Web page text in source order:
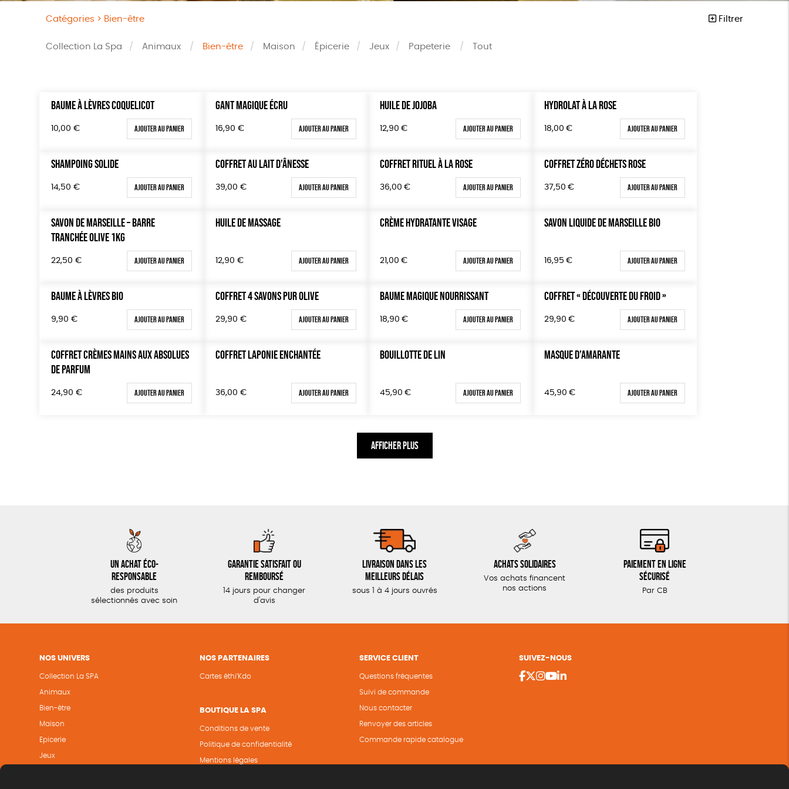
Catégories > Bien-être Filtrer
Collection La Spa Animaux Bien-être Maison Épicerie Jeux Papeterie Tout
Trier par
Prix : du + cher au - cher
Prix
150 € - 200 €
Couleur Mots clés
Agriculture Biologique
Fabrication artisanale Recyclé
ESAT GOTS
Fabriqué en France
BAUME À LÈVRES COQUELICOT
10,00 € Ajouter au panier
GANT MAGIQUE ÉCRU
16,90 € Ajouter au panier
HUILE DE JOJOBA
12,90 € Ajouter au panier
HYDROLAT À LA ROSE
18,00 € Ajouter au panier
SHAMPOING SOLIDE
14,50 € Ajouter au panier
COFFRET AU LAIT D’ÂNESSE
39,00 € Ajouter au panier
COFFRET RITUEL À LA ROSE
36,00 € Ajouter au panier
COFFRET ZÉRO DÉCHETS ROSE
37,50 € Ajouter au panier
SAVON DE MARSEILLE – BARRE
TRANCHÉE OLIVE 1KG
22,50 € Ajouter au panier
HUILE DE MASSAGE
12,90 € Ajouter au panier
CRÈME HYDRATANTE VISAGE
21,00 € Ajouter au panier
SAVON LIQUIDE DE MARSEILLE BIO
16,95 € Ajouter au panier
BAUME À LÈVRES BIO
9,90 € Ajouter au panier
COFFRET 4 SAVONS PUR OLIVE
29,90 € Ajouter au panier
BAUME MAGIQUE NOURRISSANT
18,90 € Ajouter au panier
COFFRET « DÉCOUVERTE DU FROID »
29,90 € Ajouter au panier
COFFRET CRÈMES MAINS AUX ABSOLUES
DE PARFUM
24,90 € Ajouter au panier
COFFRET LAPONIE ENCHANTÉE
36,00 € Ajouter au panier
BOUILLOTTE DE LIN
45,90 € Ajouter au panier
MASQUE D’AMARANTE
45,90 € Ajouter au panier
AFFICHER PLUS
Un achat éco-
responsable
des produits
sélectionnés avec soin
Garantie satisfait ou
remboursé
14 jours pour changer
d'avis
Livraison dans les
meilleurs délais
sous 1 à 4 jours ouvrés
Achats solidaires
Vos achats financent
nos actions
Paiement en ligne
sécurisé
Par CB
NOS UNIVERS
Collection La SPA
Animaux
Bien-être
Maison
Epicerie
Jeux
NOS PARTENAIRES
Cartes éthi’Kdo
BOUTIQUE LA SPA
Conditions de vente
Politique de confidentialité
Mentions légales
SERVICE CLIENT
Questions fréquentes
Suivi de commande
Nous contacter
Renvoyer des articles
Commande rapide catalogue
SUIVEZ-NOUS